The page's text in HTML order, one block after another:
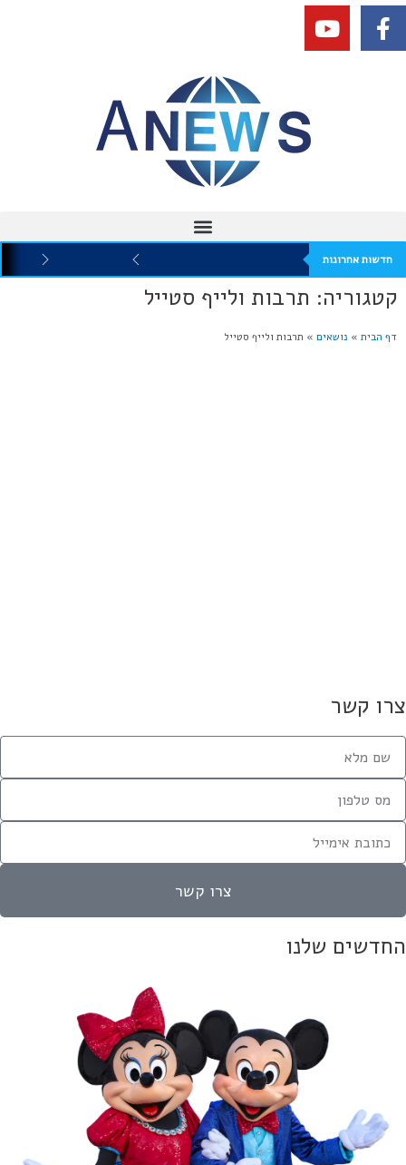
חדשות אחרונות
קטגוריה: תרבות ולייף סטייל
דף הבית» נושאים» תרבות ולייף סטייל
שלנו
קשר
צרו קשר